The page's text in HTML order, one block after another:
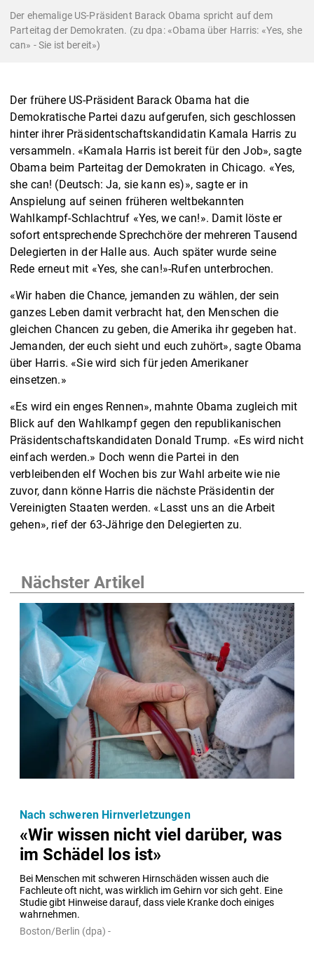
Der ehemalige US-Präsident Barack Obama spricht auf dem
Parteitag der Demokraten. (zu dpa: «Obama über Harris: «Yes, she
can» - Sie ist bereit»)
Der frühere US-Präsident Barack Obama hat die
Demokratische Partei dazu aufgerufen, sich geschlossen
hinter ihrer Präsidentschaftskandidatin Kamala Harris zu
versammeln. «Kamala Harris ist bereit für den Job», sagte
Obama beim Parteitag der Demokraten in Chicago. «Yes,
she can! (Deutsch: Ja, sie kann es)», sagte er in
Anspielung auf seinen früheren weltbekannten
Wahlkampf-Schlachtruf «Yes, we can!». Damit löste er
sofort entsprechende Sprechchöre der mehreren Tausend
Delegierten in der Halle aus. Auch später wurde seine
Rede erneut mit «Yes, she can!»-Rufen unterbrochen.
«Wir haben die Chance, jemanden zu wählen, der sein
ganzes Leben damit verbracht hat, den Menschen die
gleichen Chancen zu geben, die Amerika ihr gegeben hat.
Jemanden, der euch sieht und euch zuhört», sagte Obama
über Harris. «Sie wird sich für jeden Amerikaner
einsetzen.»
«Es wird ein enges Rennen», mahnte Obama zugleich mit
Blick auf den Wahlkampf gegen den republikanischen
Präsidentschaftskandidaten Donald Trump. «Es wird nicht
einfach werden.» Doch wenn die Partei in den
verbleibenden elf Wochen bis zur Wahl arbeite wie nie
zuvor, dann könne Harris die nächste Präsidentin der
Vereinigten Staaten werden. «Lasst uns an die Arbeit
gehen», rief der 63-Jährige den Delegierten zu.
Nächster Artikel
«Wir wissen nicht viel darüber, was
im Schädel los ist»
Bei Menschen mit schweren Hirnschäden wissen auch die
Fachleute oft nicht, was wirklich im Gehirn vor sich geht. Eine
Studie gibt Hinweise darauf, dass viele Kranke doch einiges
wahrnehmen.
Nach schweren Hirnverletzungen
Boston/Berlin (dpa) -